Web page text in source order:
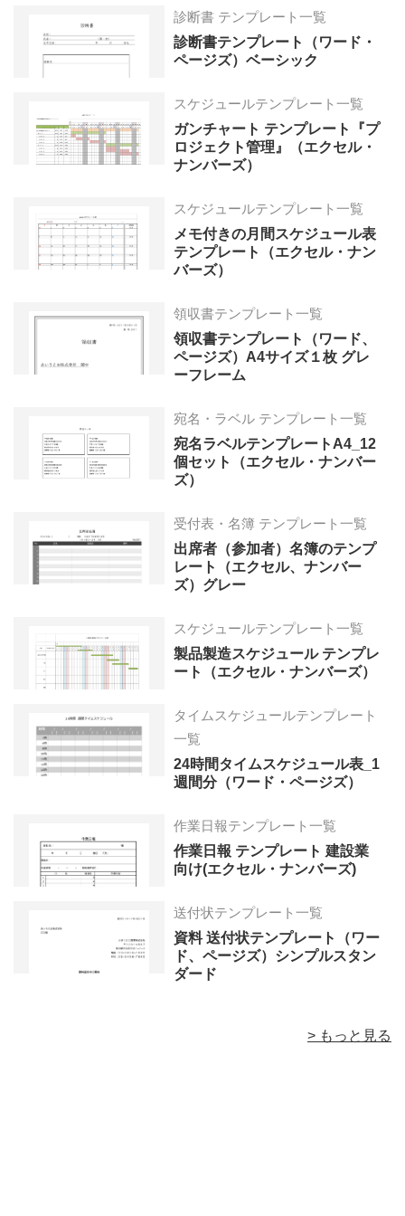
診断書 テンプレート一覧
診断書テンプレート（ワード・
ページズ）ベーシック
スケジュールテンプレート一覧
ガンチャート テンプレート『プ
ロジェクト管理』（エクセル・
ナンバーズ）
スケジュールテンプレート一覧
メモ付きの月間スケジュール表
テンプレート（エクセル・ナン
バーズ）
領収書テンプレート一覧
領収書テンプレート（ワード、
ページズ）A4サイズ１枚 グレ
ーフレーム
宛名・ラベル テンプレート一覧
宛名ラベルテンプレートA4_12
個セット（エクセル・ナンバー
ズ）
受付表・名簿 テンプレート一覧
出席者（参加者）名簿のテンプ
レート（エクセル、ナンバー
ズ）グレー
スケジュールテンプレート一覧
製品製造スケジュール テンプレ
ート（エクセル・ナンバーズ）
タイムスケジュールテンプレート
一覧
24時間タイムスケジュール表_1
週間分（ワード・ページズ）
作業日報テンプレート一覧
作業日報 テンプレート 建設業
向け(エクセル・ナンバーズ)
送付状テンプレート一覧
資料 送付状テンプレート（ワー
ド、ページズ）シンプルスタン
ダード
> もっと見る